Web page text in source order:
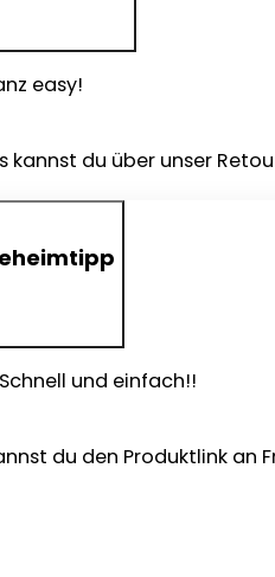
easy!
kannst du über unser
und einfach!!
du den Produktlink an